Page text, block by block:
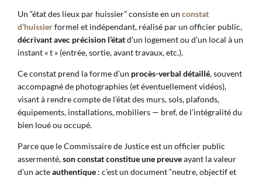
Un “état des lieux par huissier” consiste en un constat
d’huissierformel et indépendant, réalisé par un officier public,
décrivant avec précision l’étatd’un logement ou d’un local à un
instant « t » (entrée, sortie, avant travaux, etc.).
Ce constat prend la forme d’un procès-verbal détaillé, souvent
accompagné de photographies (et éventuellement vidéos),
visant à rendre compte de l’état des murs, sols, plafonds,
équipements, installations, mobiliers — bref, de l’intégralité du
bien loué ou occupé.
Parce que le Commissaire de Justice est un officier public
assermenté,son constat constitue une preuveayant la valeur
d’un acteauthentique : c’est un document “neutre, objectif et